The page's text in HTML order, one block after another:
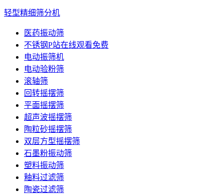
轻型精细筛分机
医药振动筛
不锈钢P站在线观看免费
电动振筛机
电动验粉筛
滚轴筛
回转摇摆筛
平面摇摆筛
超声波摇摆筛
陶粒砂摇摆筛
双层方型摇摆筛
石墨粉振动筛
塑料振动筛
釉料过滤筛
陶瓷过滤筛